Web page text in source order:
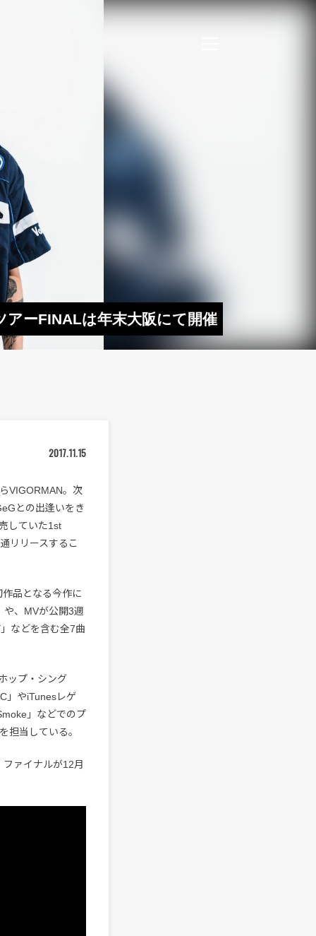
ーFINALは年末大阪にて開催
2017.11.15
VIGORMAN。次
との出逢いをき
していた1st
リリースするこ
品となる今作に
や、MVが公開3週
などを含む全7曲
ップ・シング
」やiTunesレゲ
」などでのプ
担当している。
ァイナルが12月